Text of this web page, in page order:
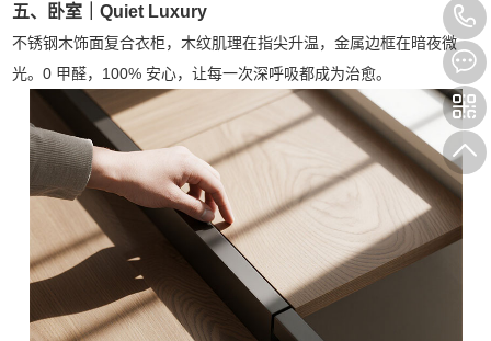
五、卧室｜Quiet Luxury
不锈钢木饰面复合衣柜，木纹肌理在指尖升温，金属边框在暗夜微
光。0 甲醛，100% 安心，让每一次深呼吸都成为治愈。